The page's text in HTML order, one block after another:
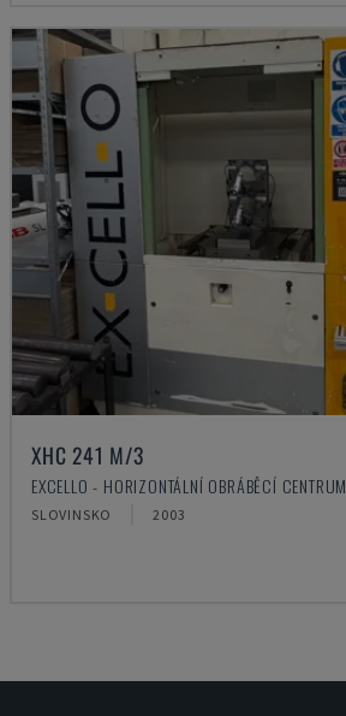
XHC 241 M/3
EXCELLO - HORIZONTÁLNÍ OBRÁBĚCÍ CENTRUM
SLOVINSKO 2003